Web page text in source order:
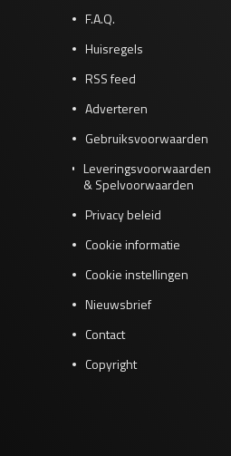
F.A.Q.
Huisregels
RSS feed
Adverteren
Gebruiksvoorwaarden
Leveringsvoorwaarden
& Spelvoorwaarden
Privacy beleid
Cookie informatie
Cookie instellingen
Nieuwsbrief
Contact
Copyright